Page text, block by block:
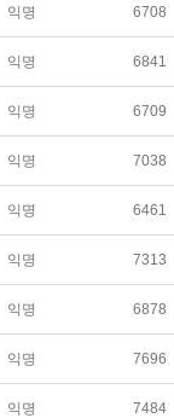
익명 6708
익명 6841
익명 6709
익명 7038
익명 6461
익명 7313
익명 6878
익명 7696
익명 7484